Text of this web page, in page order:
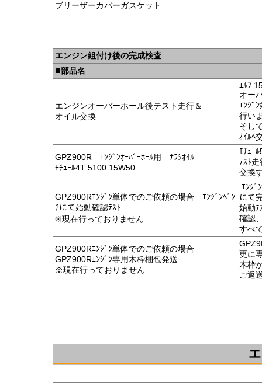
ブリーザーカバーガスケット
エンジン組付け後の完成検査
■部品名
エンジンオーバーホール後テスト走行＆
オイル交換
ｴﾙﾌ
オー
ｴﾝｼﾞ
行い
そし
ｵｲﾙﾍ
GPZ900R ｴﾝｼﾞﾝｵｰﾊﾞｰﾎｰﾙ用 ﾅﾗｼｵｲﾙ
ﾓﾁｭｰﾙ4T 5100 15W50
ﾓﾁｭｰ
ﾃｽﾄ
交換
GPZ900Rｴﾝｼﾞﾝ単体でのご依頼の場合 ｴﾝｼﾞﾝﾍﾞﾝ
ﾁにて始動確認ﾃｽﾄ
※現在行っておりません
ｴﾝｼﾞ
にて
始動ﾃ
確認
すべ
GPZ900Rｴﾝｼﾞﾝ単体でのご依頼の場合
GPZ900Rｴﾝｼﾞﾝ専用木枠梱包発送
※現在行っておりません
更に
木枠
ご返